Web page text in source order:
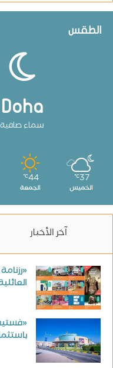
الطقس
Doha
سماء صافية
37
℃
الخميس
44
℃
الجمعة
آخر الأخبار